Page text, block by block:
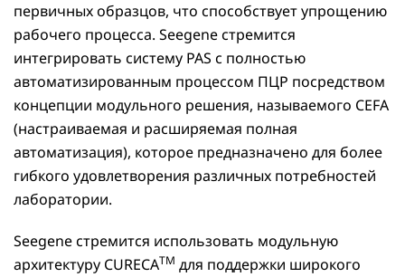
первичных образцов, что способствует упрощению
рабочего процесса. Seegene стремится
интегрировать систему PAS с полностью
автоматизированным процессом ПЦР посредством
концепции модульного решения, называемого CEFA
(настраиваемая и расширяемая полная
автоматизация), которое предназначено для более
гибкого удовлетворения различных потребностей
лаборатории.
Seegene стремится использовать модульную
архитектуру CURECATM для поддержки широкого